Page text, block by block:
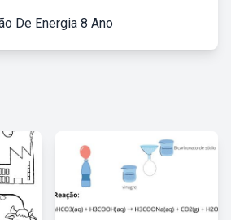
De Energia 8 Ano